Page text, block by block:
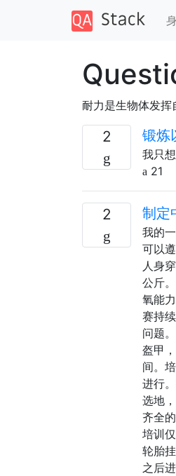
耐力是生物体发挥
2 锻炼
我只
21
2 制定
我的
可以
人身
公斤
氧能
赛持
问题
盔甲
间。
进行
选地
齐全
培训
轮胎
之后